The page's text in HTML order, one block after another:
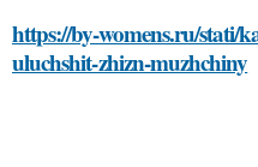
https://by-womens.ru/stati/
uluchshit-zhizn-muzhchiny